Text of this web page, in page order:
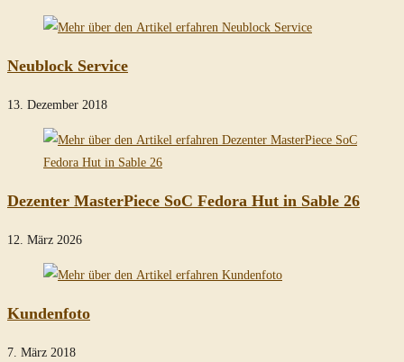
Neublock Service
13. Dezember 2018
Dezenter MasterPiece SoC Fedora Hut in Sable 26
12. März 2026
Kundenfoto
7. März 2018